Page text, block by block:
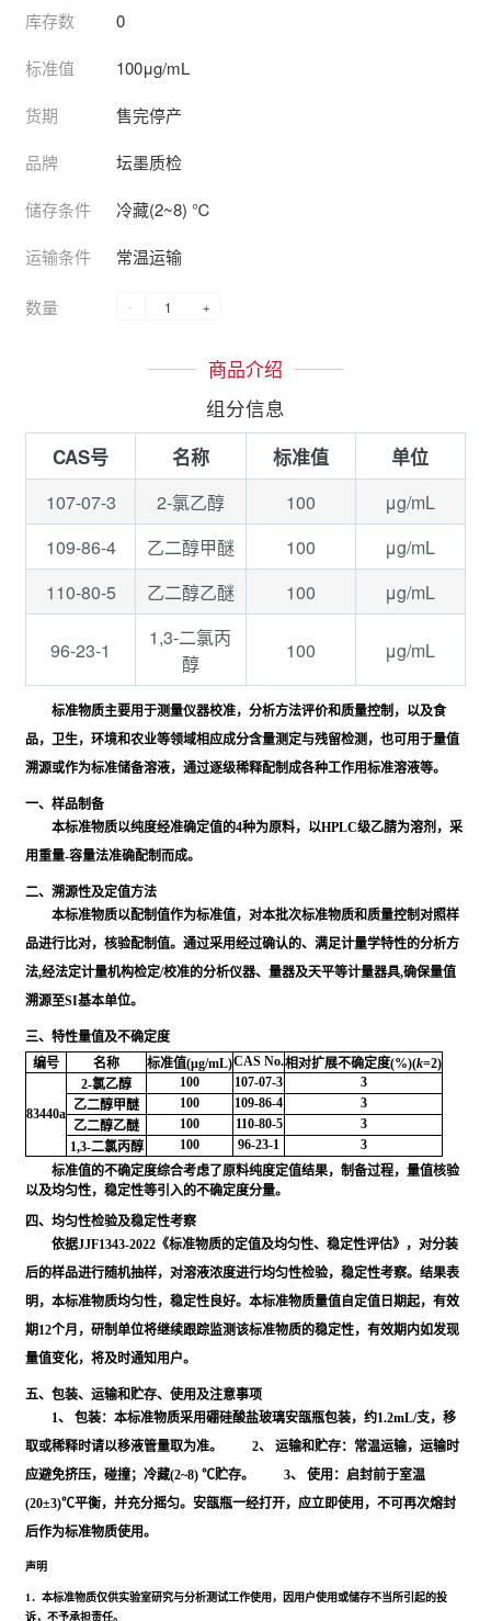
库存数 0
标准值 100μg/mL
货期 售完停产
品牌 坛墨质检
储存条件 冷藏(2~8) ℃
运输条件 常温运输
数量 - +
商品介绍
组分信息
CAS号 名称 标准值 单位
107-07-3 2-氯乙醇 100
μg/mL
109-86-4
乙二醇甲醚 100
μg/mL
110-80-5
乙二醇乙醚 100 μg/mL
96-23-1
1,3-二氯丙
醇
100 μg/mL
标准物质主要用于测量仪器校准，分析方法评价和质量控制，以及食
品，卫生，环境和农业等领域相应成分含量测定与残留检测，也可用于量值
溯源或作为标准储备溶液，通过逐级稀释配制成各种工作用标准溶液等。
一、样品制备
本标准物质以纯度经准确定值的4种为原料，以HPLC级乙腈为溶剂，采
用重量-容量法准确配制而成。
二、溯源性及定值方法
本标准物质以配制值作为标准值，对本批次标准物质和质量控制对照样
品进行比对，核验配制值。通过采用经过确认的、满足计量学特性的分析方
法,经法定计量机构检定/校准的分析仪器、量器及天平等计量器具,确保量值
溯源至SI基本单位。
三、特性量值及不确定度
编号
名称 标准值(μg/mL)CAS No.相对扩展不确定度(%)(k=2)
83440a
2-氯乙醇 100 107-07-3
3
乙二醇甲醚
100 109-86-4
3
乙二醇乙醚
100 110-80-5
3
1,3-二氯丙醇
100 96-23-1
3
标准值的不确定度综合考虑了原料纯度定值结果，制备过程，量值核验
以及均匀性，稳定性等引入的不确定度分量。
四、均匀性检验及稳定性考察
依据JJF1343-2022《标准物质的定值及均匀性、稳定性评估》，对分装
后的样品进行随机抽样，对溶液浓度进行均匀性检验，稳定性考察。结果表
明，本标准物质均匀性，稳定性良好。本标准物质量值自定值日期起，有效
期12个月，研制单位将继续跟踪监测该标准物质的稳定性，有效期内如发现
量值变化，将及时通知用户。
五、包装、运输和贮存、使用及注意事项
1、 包装：本标准物质采用硼硅酸盐玻璃安瓿瓶包装，约1.2mL/支，移
取或稀释时请以移液管量取为准。 2、 运输和贮存：常温运输，运输时
应避免挤压，碰撞；冷藏(2~8) ℃贮存。 3、 使用：启封前于室温
(20±3)℃平衡，并充分摇匀。安瓿瓶一经打开，应立即使用，不可再次熔封
后作为标准物质使用。
声明
1．本标准物质仅供实验室研究与分析测试工作使用，因用户使用或储存不当所引起的投
诉，不予承担责任。